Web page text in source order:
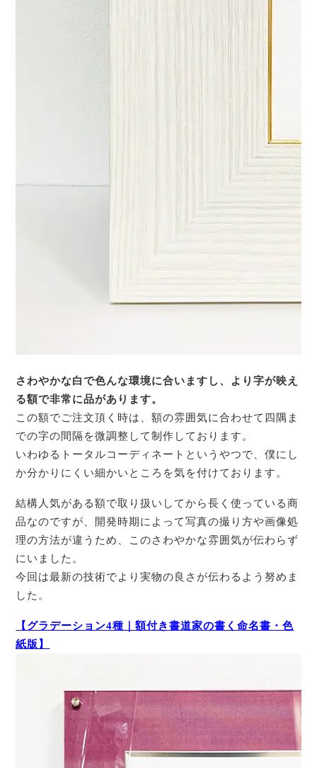
さわやかな白で色んな環境に合いますし、より字が映え
る額で非常に品があります。
この額でご注文頂く時は、額の雰囲気に合わせて四隅ま
での字の間隔を微調整して制作しております。
いわゆるトータルコーディネートというやつで、僕にし
か分かりにくい細かいところを気を付けております。
結構人気がある額で取り扱いしてから長く使っている商
品なのですが、開発時期によって写真の撮り方や画像処
理の方法が違うため、このさわやかな雰囲気が伝わらず
にいました。
今回は最新の技術でより実物の良さが伝わるよう努めま
した。
【グラデーション4種｜額付き書道家の書く命名書・色
紙版】